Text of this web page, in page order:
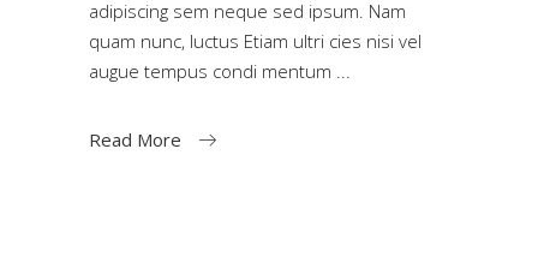
adipiscing sem neque sed ipsum. Nam
quam nunc, luctus Etiam ultri cies nisi vel
augue tempus condi mentum
Read More